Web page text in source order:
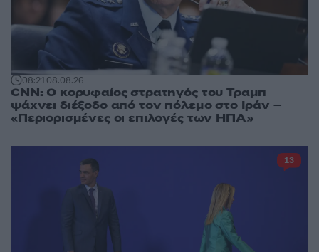
08:2108.08.26
CNN: Ο κορυφαίος στρατηγός του Τραμπ
ψάχνει διέξοδο από τον πόλεμο στο Ιράν –
«Περιορισμένες οι επιλογές των ΗΠΑ»
13